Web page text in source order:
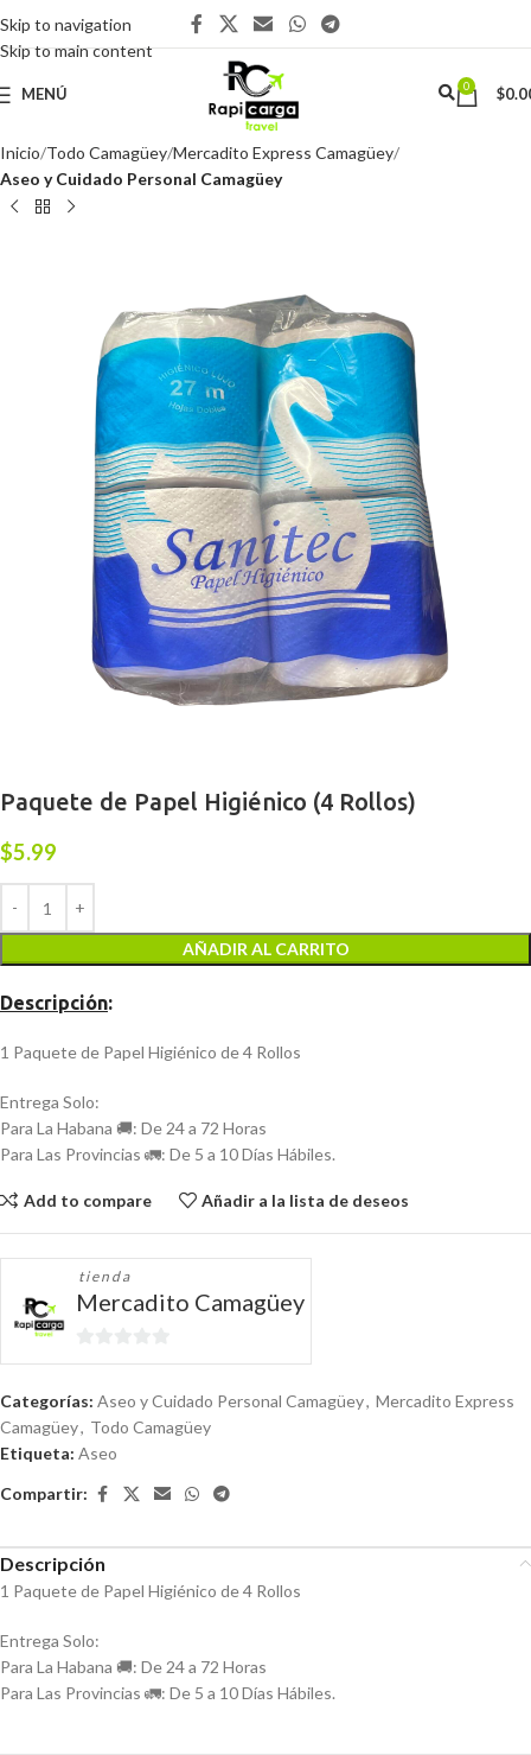
Skip to navigation
Skip to main content
MENÚ 0 $
Inicio Todo Camagüey Mercadito Express Camagüey
Aseo y Cuidado Personal Camagüey
Paquete de Papel Higiénico (4 Rollos)
$5.99
AÑADIR AL CARRITO
Descripción:
1 Paquete de Papel Higiénico de 4 Rollos
Entrega Solo:
Para La Habana 🚚: De 24 a 72 Horas
Para Las Provincias 🚛: De 5 a 10 Días Hábiles.
Add to compare Añadir a la lista de deseos
tienda
Mercadito Camagüey
0
Categorías: Aseo y Cuidado Personal Camagüey, Mercadito Express
Camagüey, Todo Camagüey
Etiqueta: Aseo
Compartir:
Descripción
1 Paquete de Papel Higiénico de 4 Rollos
Entrega Solo:
Para La Habana 🚚: De 24 a 72 Horas
Para Las Provincias 🚛: De 5 a 10 Días Hábiles.